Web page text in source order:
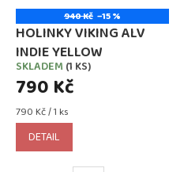
940 Kč –15 %
HOLINKY VIKING ALV
INDIE YELLOW
Průměrné
hodnocení
produktu
je
5,0
SKLADEM (1 KS)
790 Kč
Měrná
cena:
790 Kč / 1 ks
DETAIL